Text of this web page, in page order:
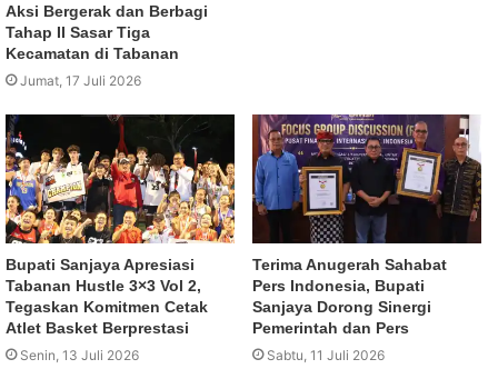
Aksi Bergerak dan Berbagi
Tahap II Sasar Tiga
Kecamatan di Tabanan
Jumat, 17 Juli 2026
Bupati Sanjaya Apresiasi
Tabanan Hustle 3×3 Vol 2,
Tegaskan Komitmen Cetak
Atlet Basket Berprestasi
Senin, 13 Juli 2026
Terima Anugerah Sahabat
Pers Indonesia, Bupati
Sanjaya Dorong Sinergi
Pemerintah dan Pers
Sabtu, 11 Juli 2026